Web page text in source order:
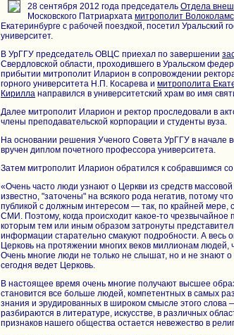
28 сентября 2012 года председатель Отдела
Московского Патриархата митрополит
Екатеринбурге с рабочей поездкой, посетил Уральский
университет.
В УрГГУ председатель ОВЦС приехал по завершении
Свердловской области, проходившего в Уральском
прибытии митрополит Иларион в сопровождении ректора
горного университета Н.П. Косарева и митрополита
Кирилла направился в университетский храм во имя
Далее митрополит Иларион и ректор проследовали в
члены преподавательской корпорации и студенты вуза.
На основании решения Ученого Совета УрГГУ в
вручен диплом почетного профессора университета.
Затем митрополит Иларион обратился к собравшимся
«Очень часто люди узнают о Церкви из средств
известно, "заточены" на всякого рода негатив, потому
публикой с должным интересом — так, по крайней мере,
СМИ. Поэтому, когда происходит какое-то чрезвычайное
которым тем или иным образом затронуты
информации старательно смакуют подробности. А весь
Церковь на протяжении многих веков миллионам людей,
Очень многие люди не только не слышат, но и не знают
сегодня ведет Церковь.
В настоящее время очень многие получают высшее
становится все больше людей, компетентных в самых
знания и эрудированных в широком смысле этого
разбираются в литературе, искусстве, в различных
признаков нашего общества остается невежество в